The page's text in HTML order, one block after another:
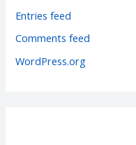
iEntries feed
Comments feed
WordPress.org